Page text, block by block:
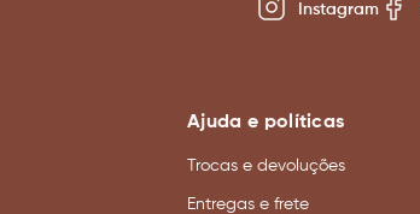
Instagram
Ajuda e políticas
Trocas e devoluções
Entregas e frete